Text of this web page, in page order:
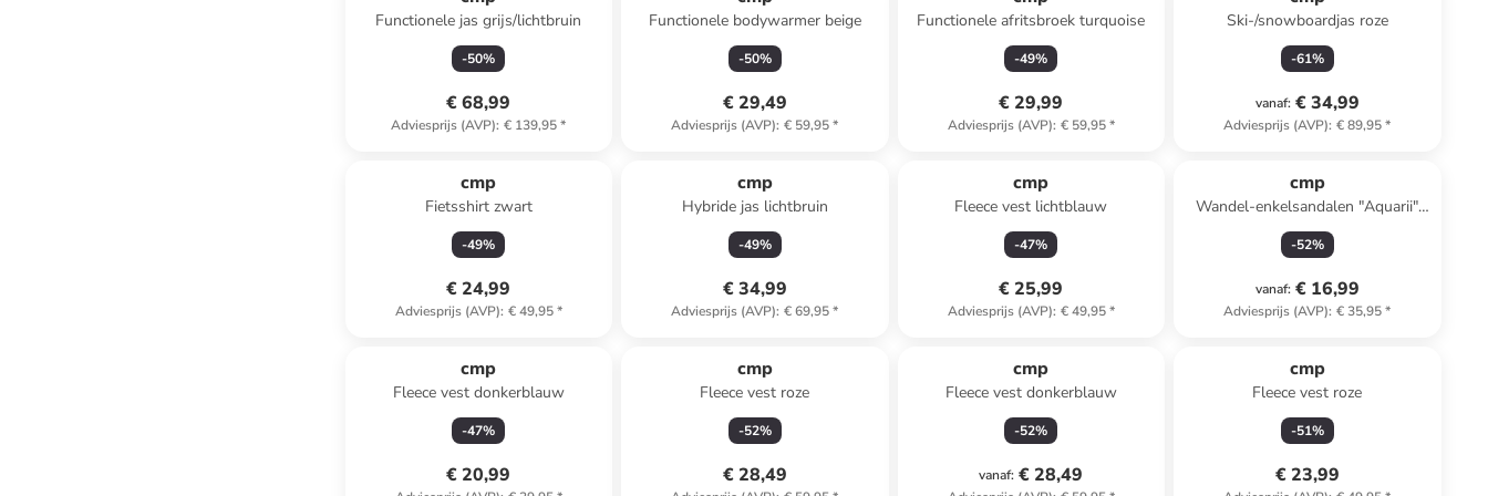
Functionele jas grijs/lichtbruin
-50%
€ 68,99
Adviesprijs (AVP): € 139,95*
Functionele bodywarmer beige
-50%
€ 29,49
Adviesprijs (AVP): € 59,95*
Functionele afritsbroek turquoise
-49%
€ 29,99
Adviesprijs (AVP): € 59,95*
Ski-/snowboardjas roze
-61%
vanaf: € 34,99
Adviesprijs (AVP): € 89,95*
cmp
Fietsshirt zwart
-49%
€ 24,99
Adviesprijs (AVP): € 49,95*
cmp
Hybride jas lichtbruin
-49%
€ 34,99
Adviesprijs (AVP): € 69,95*
cmp
Fleece vest lichtblauw
-47%
€ 25,99
Adviesprijs (AVP): € 49,95*
cmp
Wandel-enkelsandalen "Aquarii"
donkerblauw
-52%
vanaf: € 16,99
Adviesprijs (AVP): € 35,95*
cmp
Fleece vest donkerblauw
-47%
€ 20,99
cmp
Fleece vest roze
-52%
€ 28,49
cmp
Fleece vest donkerblauw
-52%
vanaf: € 28,49
cmp
Fleece vest roze
-51%
€ 23,99